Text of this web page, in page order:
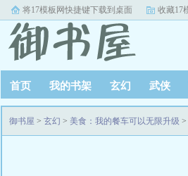
将17模板网快捷键下载到桌面 收藏17
首页 我的书架 玄幻 武侠
百合 其他 排行榜单 完本小
御书屋 > 玄幻 > 美食：我的餐车可以无限升级 >